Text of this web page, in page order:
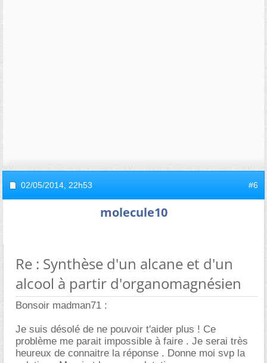
02/05/2014, 22h53 #6
molecule10
Re : Synthèse d'un alcane et d'un
alcool à partir d'organomagnésien
Bonsoir madman71 :
Je suis désolé de ne pouvoir t'aider plus ! Ce
problème me parait impossible à faire . Je serai très
heureux de connaitre la réponse . Donne moi svp la